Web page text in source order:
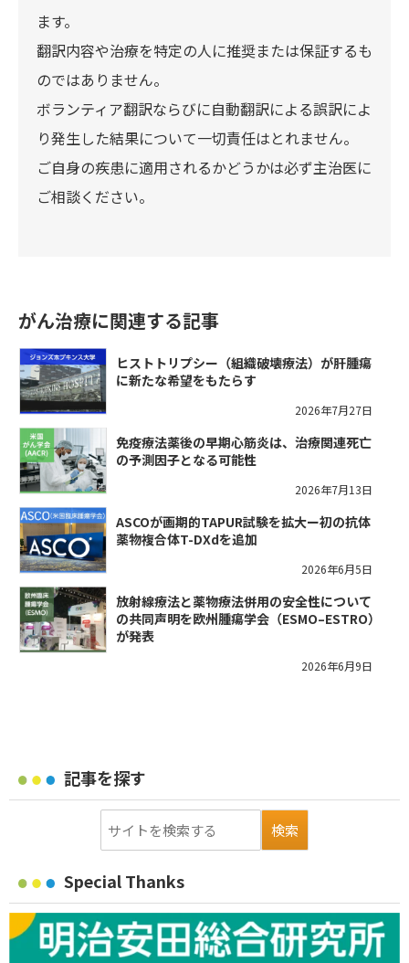
ます。
翻訳内容や治療を特定の人に推奨または保証するも
のではありません。
ボランティア翻訳ならびに自動翻訳による誤訳によ
り発生した結果について一切責任はとれません。
ご自身の疾患に適用されるかどうかは必ず主治医に
ご相談ください。
がん治療に関連する記事
ヒストトリプシー（組織破壊療法）が肝腫瘍
に新たな希望をもたらす
2026年7月27日
免疫療法薬後の早期心筋炎は、治療関連死亡
の予測因子となる可能性
2026年7月13日
ASCOが画期的TAPUR試験を拡大ー初の抗体
薬物複合体T-DXdを追加
2026年6月5日
放射線療法と薬物療法併用の安全性について
の共同声明を欧州腫瘍学会（ESMO–ESTRO）
が発表
2026年6月9日
記事を探す
Special Thanks